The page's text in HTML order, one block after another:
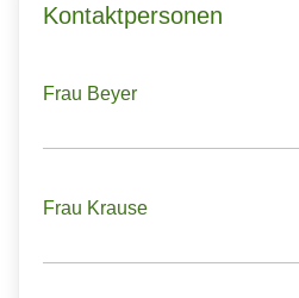
Kontaktpersonen
Frau Beyer
Frau Krause